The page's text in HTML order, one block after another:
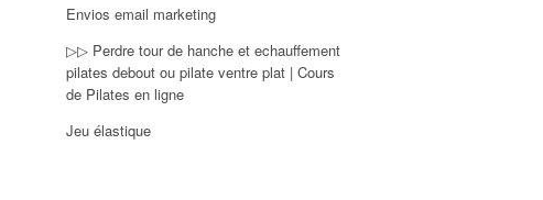
Envios email marketing
▷▷ Perdre tour de hanche et echauffement
pilates debout ou pilate ventre plat | Cours
de Pilates en ligne
Jeu élastique